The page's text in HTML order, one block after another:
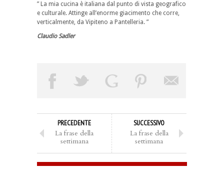
” La mia cucina è italiana dal punto di vista geografico
e culturale. Attinge all’enorme giacimento che corre,
verticalmente, da Vipiteno a Pantelleria. ”
Claudio Sadler
PRECEDENTE
La frase della
settimana
SUCCESSIVO
La frase della
settimana